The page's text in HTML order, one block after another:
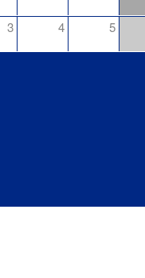
3 4 5